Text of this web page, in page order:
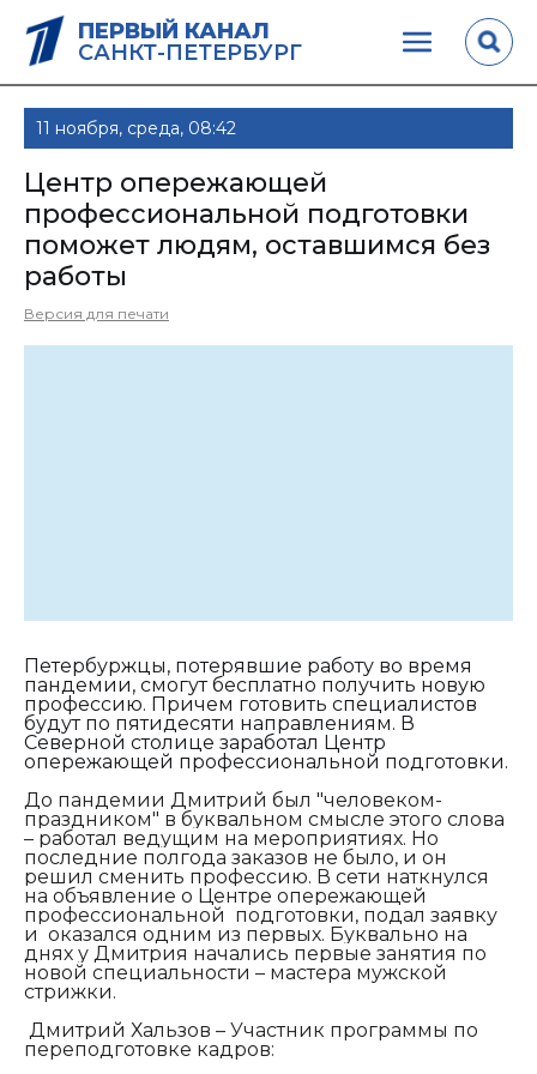
ПЕРВЫЙ КАНАЛ
САНКТ-ПЕТЕРБУРГ
11 ноября, среда, 08:42
Центр опережающей
профессиональной подготовки
поможет людям, оставшимся без
работы
Версия для печати
Петербуржцы, потерявшие работу во время
пандемии, смогут бесплатно получить новую
профессию. Причем готовить специалистов
будут по пятидесяти направлениям. В
Cеверной столице заработал Центр
опережающей профессиональной подготовки.
До пандемии Дмитрий был "человеком-
праздником" в буквальном смысле этого слова
– работал ведущим на мероприятиях. Но
последние полгода заказов не было, и он
решил сменить профессию. В сети наткнулся
на объявление о Центре опережающей
профессиональной подготовки, подал заявку
и оказался одним из первых. Буквально на
днях у Дмитрия начались первые занятия по
новой специальности – мастера мужской
стрижки.
Дмитрий Хальзов – Участник программы по
переподготовке кадров: